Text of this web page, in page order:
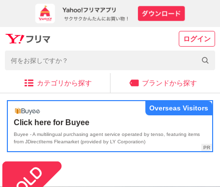
ログイン
カテゴリから探す ブランドから探す
Click here for Buyee
Buyee - A multilingual purchasing agent service operated by tenso, featuring items
from JDirectItems Fleamarket (provided by LY Corporation)
Overseas Visitors